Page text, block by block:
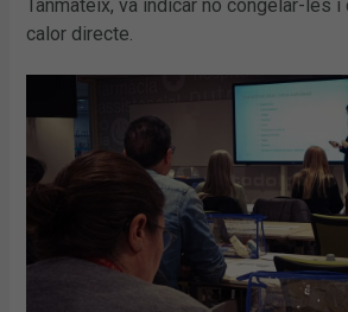
Tanmateix, va indicar no congelar-les i
calor directe.